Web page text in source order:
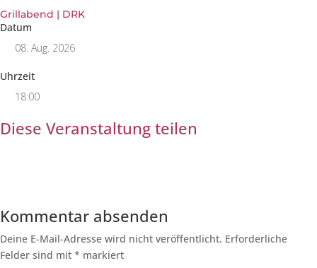
Grillabend | DRK
Datum
08. Aug. 2026
Uhrzeit
18:00
Diese Veranstaltung teilen
Kommentar absenden
Deine E-Mail-Adresse wird nicht veröffentlicht. Erforderliche
Felder sind mit * markiert